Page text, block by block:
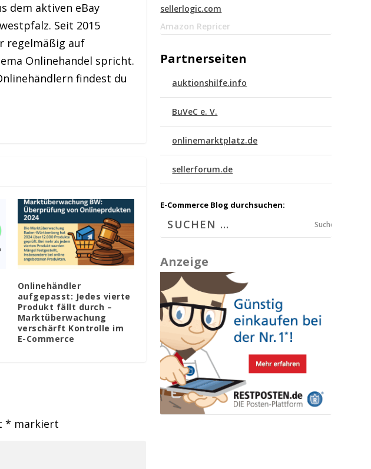
dem aktiven eBay
Seit 2015
regelmäßig auf
Onlinehandel spricht.
findest du
Onlinehändler
aufgepasst: Jedes vierte
Produkt fällt durch –
Marktüberwachung
verschärft Kontrolle im
E-Commerce
* markiert
sellerlogic.com
Amazon Repricer
Partnerseiten
auktionshilfe.info
BuVeC e. V.
onlinemarktplatz.de
sellerforum.de
E-Commerce Blog durchsuchen:
Suchen
Anzeige